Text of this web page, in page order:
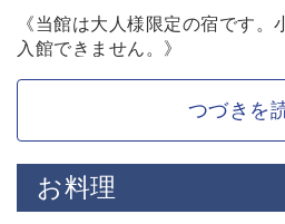
《当館は大人様限定の宿です
入館できません。》
秋の休日の5日間に打ち上がる
当館では、昨年12月にリニュー
や、展望露天風呂からも静かに
今年も全国屈指の煙火師たちが
つづきを
お料理